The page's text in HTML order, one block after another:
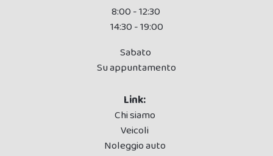
8:00 - 12:30
14:30 - 19:00
Sabato
Su appuntamento
Link:
Chi siamo
Veicoli
Noleggio auto